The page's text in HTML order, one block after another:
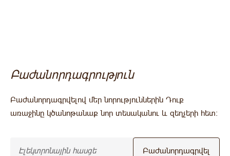
Բաժանորդագրություն
Բաժանորդագրվելով մեր նորություններին Դուք
առաջինը կծանոթանաք նոր տեսականու և զեղչերի հետ:
Բաժանորդագրվել